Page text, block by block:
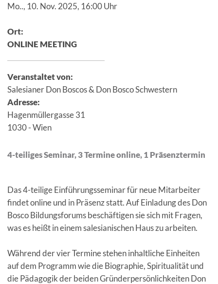
Mo.., 10. Nov. 2025, 16:00 Uhr
Ort:
ONLINE MEETING
Veranstaltet von:
Salesianer Don Boscos & Don Bosco Schwestern
Adresse:
Hagenmüllergasse 31
1030 - Wien
4-teiliges Seminar, 3 Termine online, 1 Präsenztermin
Das 4-teilige Einführungsseminar für neue Mitarbeiter
findet online und in Präsenz statt. Auf Einladung des Don
Bosco Bildungsforums beschäftigen sie sich mit Fragen,
was es heißt in einem salesianischen Haus zu arbeiten.
Während der vier Termine stehen inhaltliche Einheiten
auf dem Programm wie die Biographie, Spiritualität und
die Pädagogik der beiden Gründerpersönlichkeiten Don